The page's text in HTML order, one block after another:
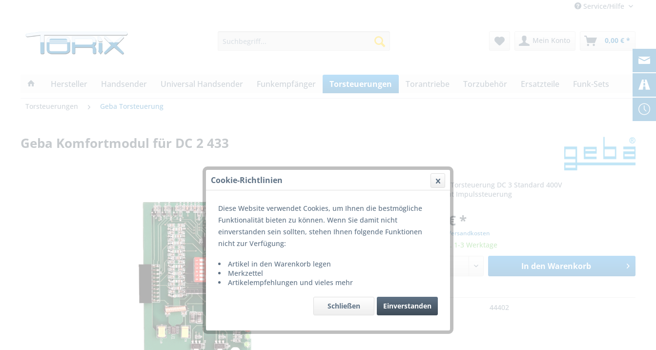
Service/Hilfe
Mein Konto 0,00 € *
Hersteller Handsender Universal Handsender Funkempfänger Torsteuerungen Torantriebe Torzubehör Ersatzteile Funk-Sets
Torsteuerungen Geba Torsteuerung
Geba Komfortmodul für DC 2 433
Für Geba Torsteuerung DC 3 Standard 400V
Ermöglicht Impulssteuerung
124,00 € *
inkl. MwSt. zzgl. Versandkosten
Lieferzeit ca. 1-3 Werktage
In den Warenkorb
Artikel-Nr.: 44402
Cookie-Richtlinien
Diese Website verwendet Cookies, um Ihnen die bestmögliche
Funktionalität bieten zu können. Wenn Sie damit nicht
einverstanden sein sollten, stehen Ihnen folgende Funktionen
nicht zur Verfügung:
Artikel in den Warenkorb legen
Merkzettel
Artikelempfehlungen und vieles mehr
Einverstanden
Schließen